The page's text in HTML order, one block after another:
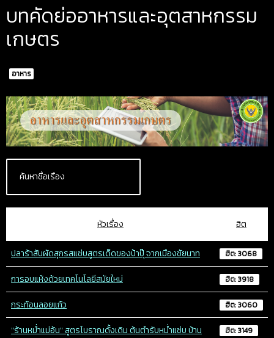
บทคัดย่ออาหารและอุตสาหกรรม
เกษตร
อาหาร
หัวเรื่อง ฮิต
ปลาร้าสับผัดสุกรสแซ่บสูตรเด็ดของป้าปุ๊ จากเมืองชัยนาท ฮิต: 3068
การอบแห้งด้วยเทคโนโลยีสมัยใหม่ ฮิต: 3918
กระท้อนลอยแก้ว ฮิต: 3060
"ร้านหม่ำแม่อ้น" สูตรโบราณดั้งเดิม ต้นตำรับหม่ำแซ่บ บ้าน
ฮิต: 3149